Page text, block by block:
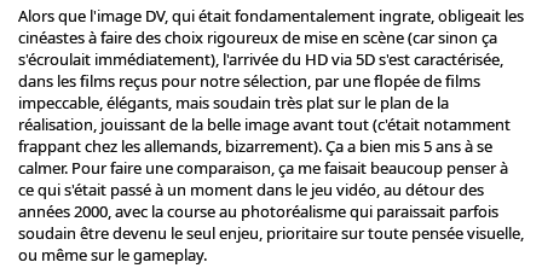
Alors que l'image DV, qui était fondamentalement ingrate, obligeait les
cinéastes à faire des choix rigoureux de mise en scène (car sinon ça
s'écroulait immédiatement), l'arrivée du HD via 5D s'est caractérisée,
dans les films reçus pour notre sélection, par une flopée de films
impeccable, élégants, mais soudain très plat sur le plan de la
réalisation, jouissant de la belle image avant tout (c'était notamment
frappant chez les allemands, bizarrement). Ça a bien mis 5 ans à se
calmer. Pour faire une comparaison, ça me faisait beaucoup penser à
ce qui s'était passé à un moment dans le jeu vidéo, au détour des
années 2000, avec la course au photoréalisme qui paraissait parfois
soudain être devenu le seul enjeu, prioritaire sur toute pensée visuelle,
ou même sur le gameplay.